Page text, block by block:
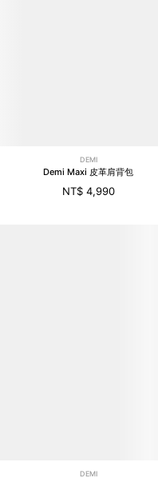
DEMI
Demi Maxi 皮革肩背包
NT$ 4,990
DEMI